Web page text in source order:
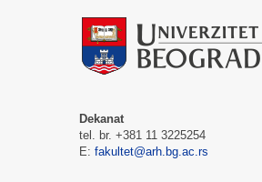
Dekanat
tel. br. +381 11 3225254
E: fakultet@arh.bg.ac.rs